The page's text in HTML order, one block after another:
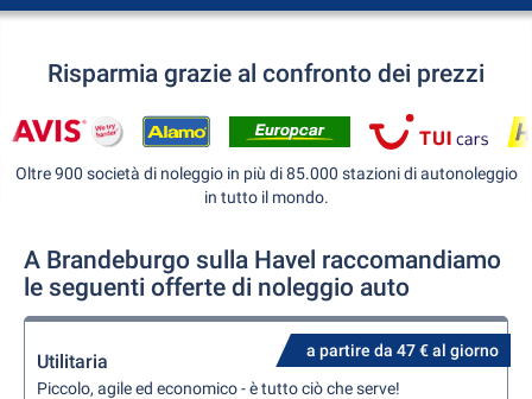
Risparmia grazie al confronto dei prezzi
Oltre 900 società di noleggio in più di 85.000 stazioni di autonoleggio
in tutto il mondo.
A Brandeburgo sulla Havel raccomandiamo
le seguenti offerte di noleggio auto
a partire da 47 € al giorno
Utilitaria
Piccolo, agile ed economico - è tutto ciò che serve!